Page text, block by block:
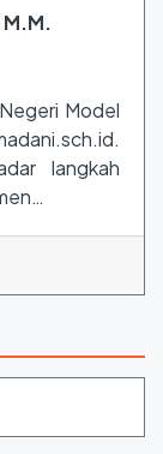
M.M.
Model
langkah